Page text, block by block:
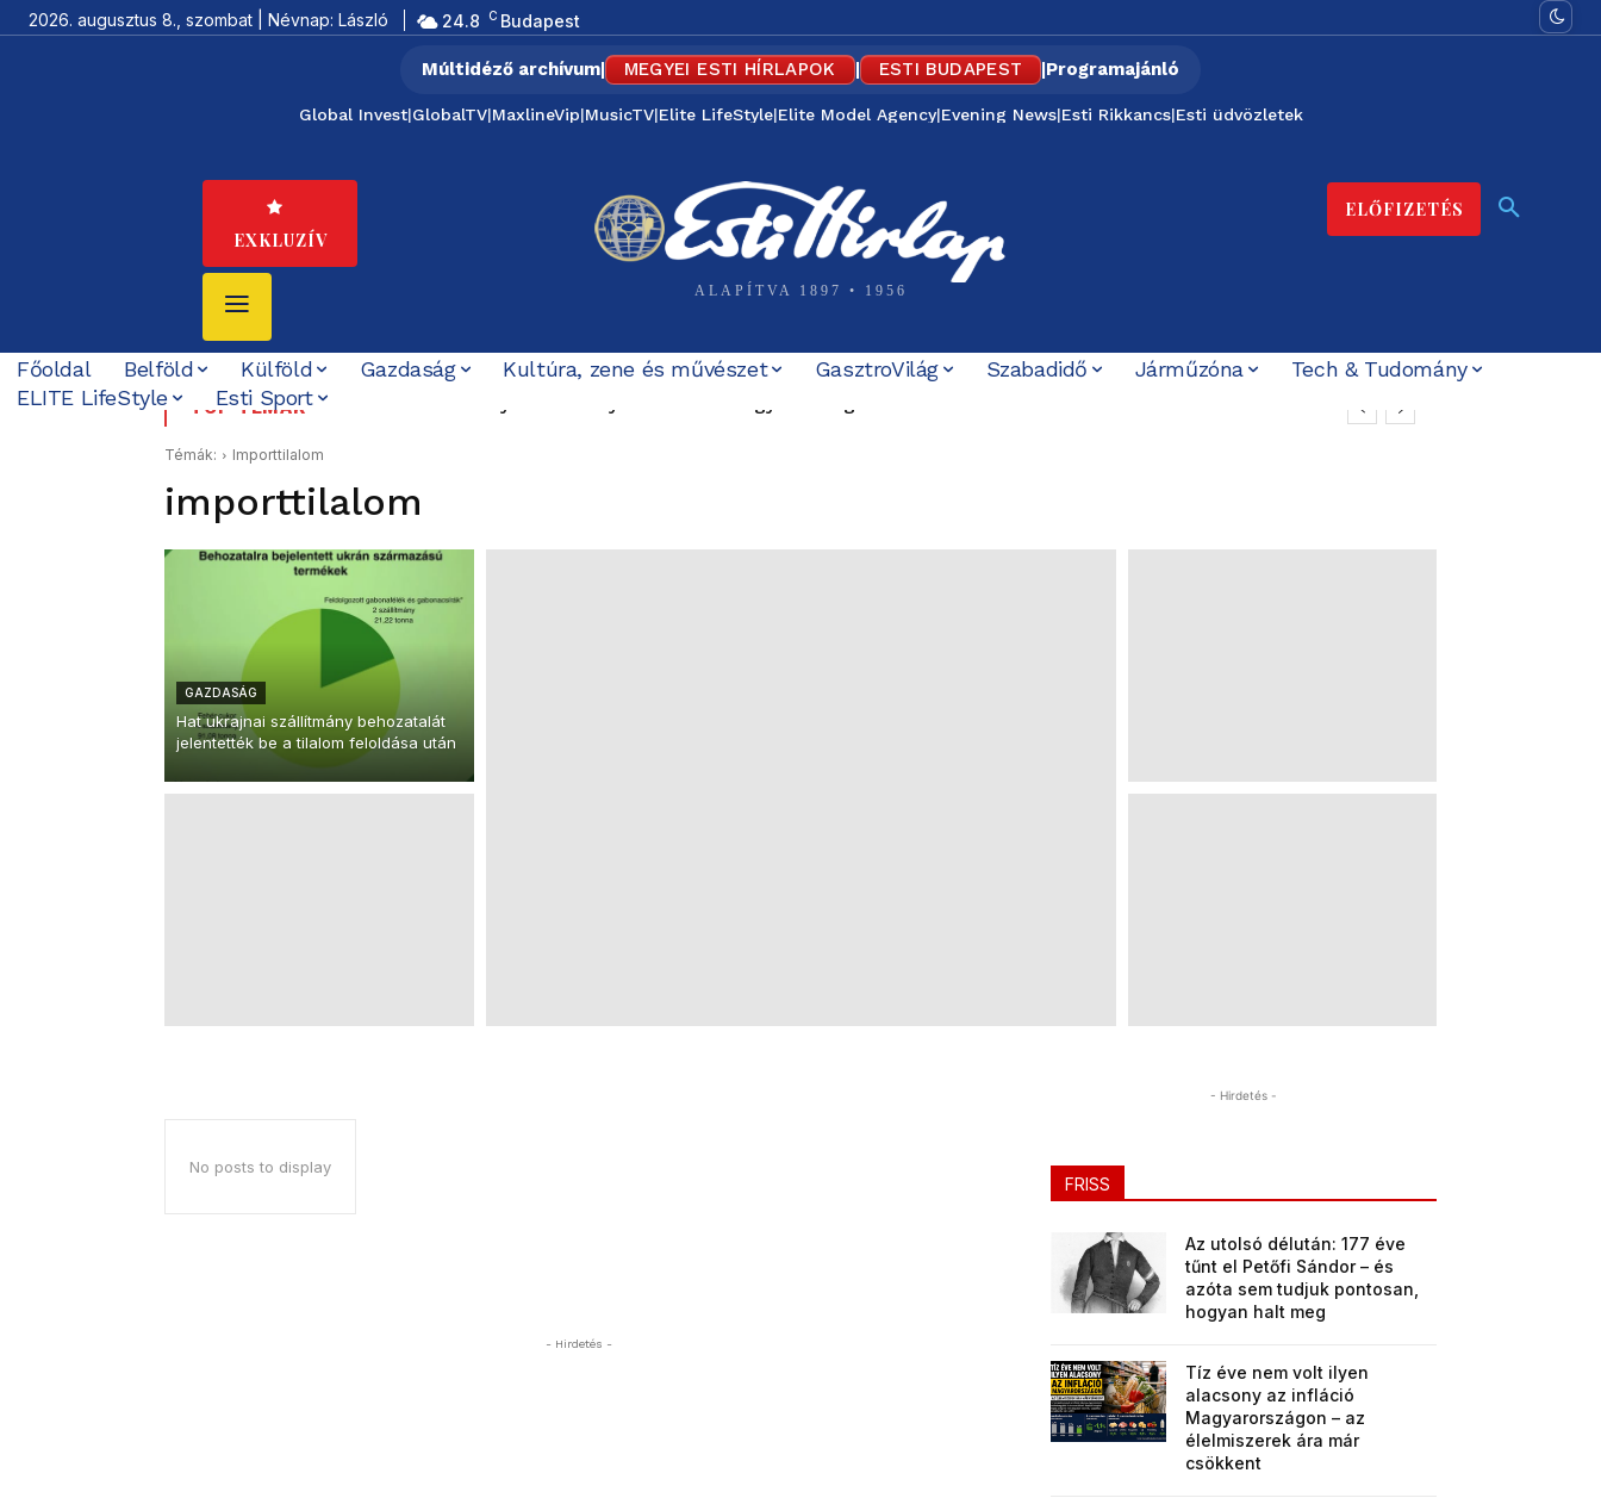
2026. augusztus 8., szombat | Névnap: László 24.8 C Budapest
Múltidéző archívum| MEGYEI ESTI HÍRLAPOK | ESTI BUDAPEST |Programajánló
Global Invest|GlobalTV|MaxlineVip|MusicTV|Elite LifeStyle|Elite Model Agency|Evening News|Esti Rikkancs|Esti üdvözletek
EXKLUZÍV
ALAPÍTVA 1897 • 1956
ELŐFIZETÉS
Főoldal Belföld Külföld Gazdaság Kultúra, zene és művészet GasztroVilág Szabadidő Járműzóna
Tech & Tudomány
ELITE LifeStyle
Esti Sport
TOP TÉMÁKTíz éve nem volt ilyen alacsony az infláció Magyarországon – az élelmiszerek ára már csökkent
Témák: Importtilalom
importtilalom
GAZDASÁG
Hat ukrajnai szállítmány behozatalát
jelentették be a tilalom feloldása után
No posts to display
- Hirdetés -
- Hirdetés -
FRISS
Az utolsó délután: 177 éve
tűnt el Petőfi Sándor – és
azóta sem tudjuk pontosan,
hogyan halt meg
Tíz éve nem volt ilyen
alacsony az infláció
Magyarországon – az
élelmiszerek ára már
csökkent